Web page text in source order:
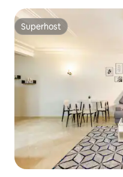
Superhost
Superhost